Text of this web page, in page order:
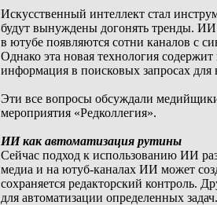
Искусственный интеллект стал
будут вынуждены догонять тренды. ИИ
в ютубе появляются сотни каналов с
Однако эта новая технология
информация в поисковых запросах
Эти все вопросы обсуждали
мероприятия «Редколлегия».
ИИ как автоматизация рутины
Сейчас подход к использованию ИИ
медиа и на ютуб-каналах ИИ может
сохраняется редакторский контроль.
для автоматизации определенных задач.